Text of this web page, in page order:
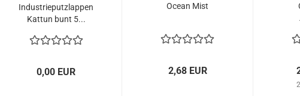
Industrieputzlappen
Kattun bunt 5...
0,00 EUR
Ocean Mist
2,68 EUR